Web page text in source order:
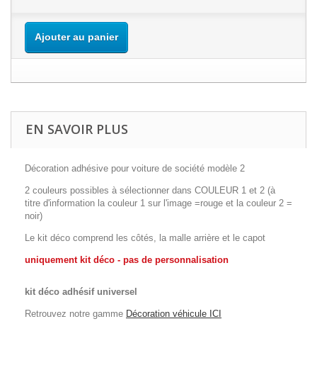
Ajouter au panier
EN SAVOIR PLUS
Décoration adhésive pour voiture de société modèle 2
2 couleurs possibles à sélectionner dans COULEUR 1 et 2 (à
titre d'information la couleur 1 sur l'image =rouge et la couleur 2 =
noir)
Le kit déco comprend les côtés, la malle arrière et le capot
uniquement kit déco - pas de personnalisation
kit déco adhésif universel
Retrouvez notre gamme Décoration véhicule ICI